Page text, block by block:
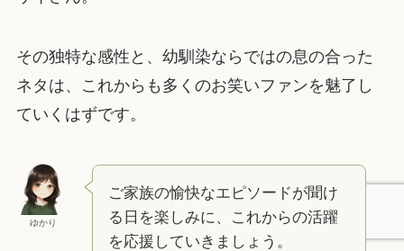
その独特な感性と、幼馴染ならではの息の合った
ネタは、これからも多くのお笑いファンを魅了し
ていくはずです。
ゆかり
ご家族の愉快なエピソードが聞け
る日を楽しみに、これからの活躍
を応援していきましょう。